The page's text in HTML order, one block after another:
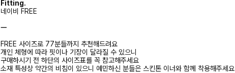
Fitting.
네이비 FREE
ㅡ
FREE 사이즈로 77분들까지 추천해드려요
개인 체형에 따라 핏이나 기장이 달라질 수 있으니
구매하시기 전 하단의 사이즈표를 꼭 참고해주세요
소재 특성상 약간의 비침이 있으니 예민하신 분들은 스킨톤 이너와 함께 착용해주세요